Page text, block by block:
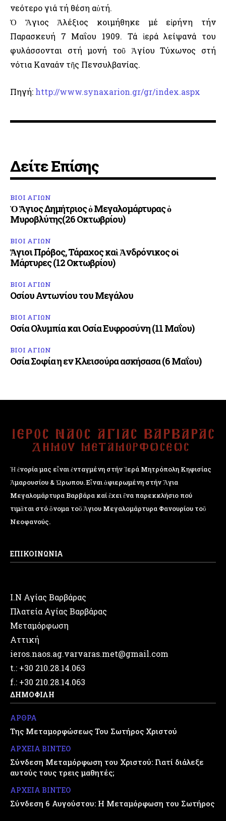
νεότερο γιά τή θέση αὐτή.
Ὁ Ἅγιος Ἀλέξιος κοιμήθηκε μέ εἰρήνη τήν
Παρασκευή 7 Μαΐου 1909. Τά ἱερά λείψανά του
φυλάσσονται στή μονή τοῦ Ἁγίου Τύχωνος στή
νότια Καναάν τῆς Πενσυλβανίας.
Πηγή: http://www.synaxarion.gr/gr/index.aspx
Δείτε Επίσης
ΒΙΟΙ ΑΓΙΩΝ
Ὁ Ἅγιος Δημήτριος ὁ Μεγαλομάρτυρας ὁ
Μυροβλύτης(26 Οκτωβρίου)
ΒΙΟΙ ΑΓΙΩΝ
Ἅγιοι Πρόβος, Τάραχος καὶ Ἀνδρόνικος οἱ
Μάρτυρες (12 Οκτωβρίου)
ΒΙΟΙ ΑΓΙΩΝ
Οσίου Αντωνίου του Μεγάλου
ΒΙΟΙ ΑΓΙΩΝ
Οσία Ολυμπία και Οσία Ευφροσύνη (11 Μαΐου)
ΒΙΟΙ ΑΓΙΩΝ
Οσία Σοφία η εν Κλεισούρα ασκήσασα (6 Μαΐου)
Ἡ ἐνορία μας εἶναι ἐνταγμένη στήν Ἱερά Μητρόπολη Κηφισίας
Ἁμαρουσίου & Ὠρωπου. Εἶναι ἀφιερωμένη στήν Ἅγια
Μεγαλομάρτυρα Βαρβάρα καί ἔχει ἕνα παρεκκλήσιο πού
τιμᾶται στό ὄνομα τοῦ Ἁγιου Μεγαλομάρτυρα Φανουρίου τοῦ
Νεοφανούς.
ΕΠΙΚΟΙΝΩΝΙΑ
Ι.Ν Αγίας Βαρβάρας
Πλατεία Αγίας Βαρβάρας
Μεταμόρφωση
Αττική
ieros.naos.ag.varvaras.met@gmail.com
t.: +30 210.28.14.063
f.: +30 210.28.14.063
ΔΗΜΟΦΙΛΗ
ΑΡΘΡΑ
Της Μεταμορφώσεως Του Σωτήρος Χριστού
ΑΡΧΕΙΑ ΒΙΝΤΕΟ
Σύνδεση Μεταμόρφωση του Χριστού: Γιατί διάλεξε
αυτούς τους τρεις μαθητές;
ΑΡΧΕΙΑ ΒΙΝΤΕΟ
Σύνδεση 6 Αυγούστου: Η Μεταμόρφωση του Σωτήρος